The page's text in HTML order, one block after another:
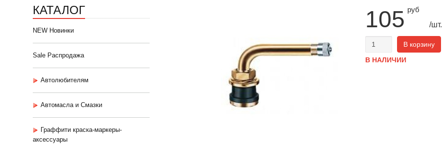
КАТАЛОГ
NEW Новинки
Sale Распродажа
Автолюбителям
Автомасла и Смазки
Граффити краска-маркеры-
аксессуары
105 руб
/шт.
В корзину
В НАЛИЧИИ